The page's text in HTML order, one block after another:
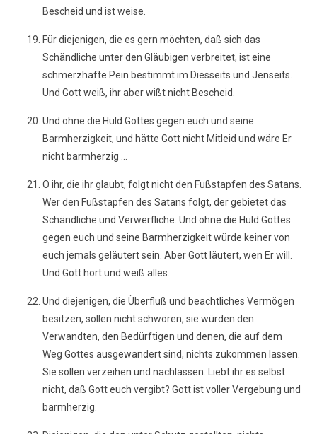
Bescheid und ist weise.
Für diejenigen, die es gern möchten, daß sich das
Schändliche unter den Gläubigen verbreitet, ist eine
schmerzhafte Pein bestimmt im Diesseits und Jenseits.
Und Gott weiß, ihr aber wißt nicht Bescheid.
Und ohne die Huld Gottes gegen euch und seine
Barmherzigkeit, und hätte Gott nicht Mitleid und wäre Er
nicht barmherzig ...
O ihr, die ihr glaubt, folgt nicht den Fußstapfen des Satans.
Wer den Fußstapfen des Satans folgt, der gebietet das
Schändliche und Verwerfliche. Und ohne die Huld Gottes
gegen euch und seine Barmherzigkeit würde keiner von
euch jemals geläutert sein. Aber Gott läutert, wen Er will.
Und Gott hört und weiß alles.
Und diejenigen, die Überfluß und beachtliches Vermögen
besitzen, sollen nicht schwören, sie würden den
Verwandten, den Bedürftigen und denen, die auf dem
Weg Gottes ausgewandert sind, nichts zukommen lassen.
Sie sollen verzeihen und nachlassen. Liebt ihr es selbst
nicht, daß Gott euch vergibt? Gott ist voller Vergebung und
barmherzig.